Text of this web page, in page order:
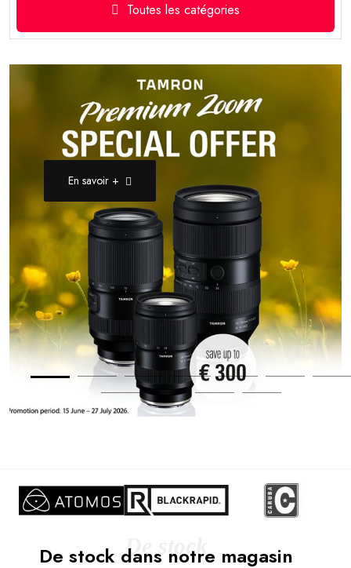
Toutes les catégories
En savoir +
De stock
De stock dans notre magasin